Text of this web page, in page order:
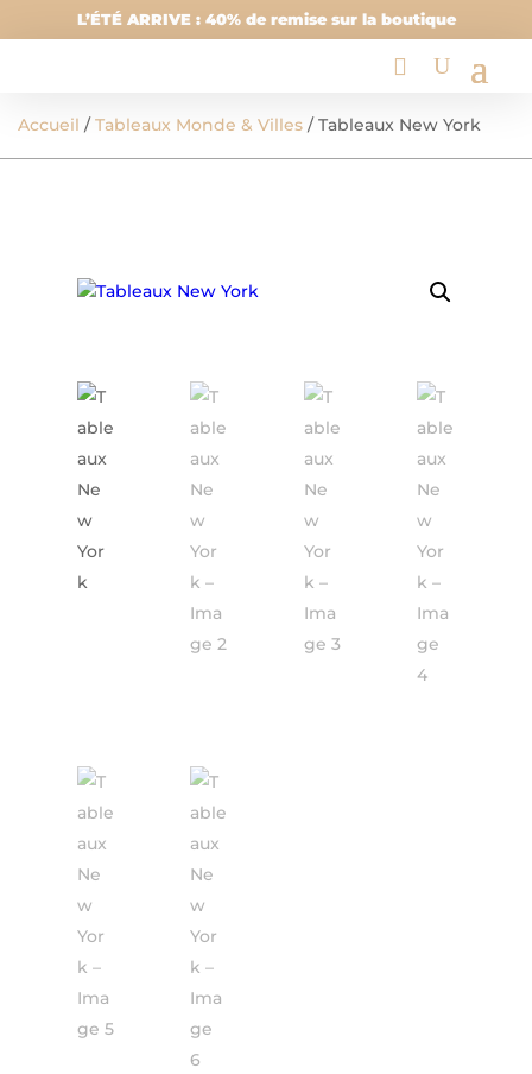
L’ÉTÉ ARRIVE : 40% de remise sur la boutique
Accueil /Tableaux Monde & Villes / Tableaux New York